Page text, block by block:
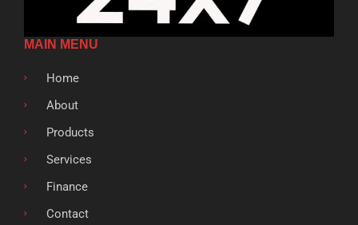
MAIN MENU
Home
About
Products
Services
Finance
Contact